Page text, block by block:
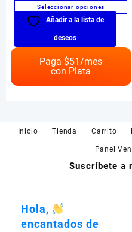
Seleccionar opciones
Este
tiene
múltiples
variantes.
Las
elegir
Añadir a la lista de
deseos
Paga $51/mes
con Plata
Inicio Tienda Carrito
Panel
Suscríbete a
Hola,
encantados de